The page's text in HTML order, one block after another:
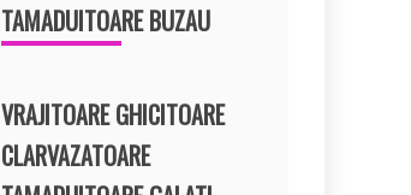
TAMADUITOARE BUZAU
VRAJITOARE GHICITOARE
CLARVAZATOARE